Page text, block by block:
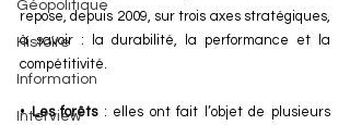
Géopolitique
Histoire
Information
Interview
repose, depuis 2009, sur trois axes stratégiques,
à savoir : la durabilité, la performance et la
compétitivité.
• Les forêts : elles ont fait l’objet de plusieurs